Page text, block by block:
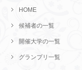
HOME
候補者の一覧
開催大学の一覧
グランプリ一覧